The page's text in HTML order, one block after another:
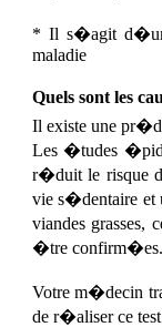
* Il s�agit
maladie
Quels sont les
Il existe une
Les �tudes
r�duit le risque
vie s�dentaire et
viandes grasses,
�tre confirm�es.
Votre m�decin
de r�aliser ce